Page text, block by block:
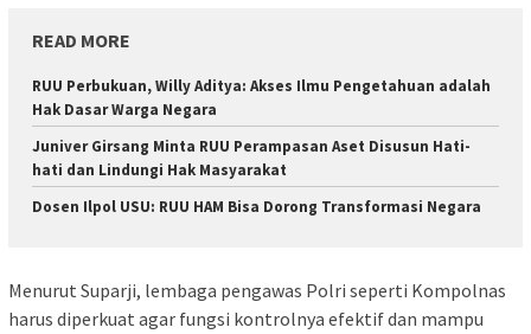
READ MORE
RUU Perbukuan, Willy Aditya: Akses Ilmu Pengetahuan adalah
Hak Dasar Warga Negara
Juniver Girsang Minta RUU Perampasan Aset Disusun Hati-
hati dan Lindungi Hak Masyarakat
Dosen Ilpol USU: RUU HAM Bisa Dorong Transformasi Negara
Menurut Suparji, lembaga pengawas Polri seperti Kompolnas
harus diperkuat agar fungsi kontrolnya efektif dan mampu